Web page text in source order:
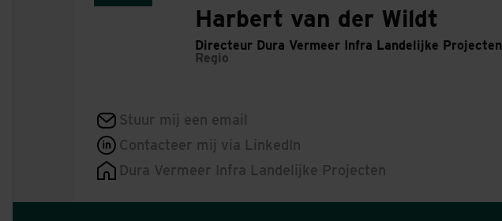
Harbert van der Wildt
Directeur Dura Vermeer Infra Landelijke Projecten
Regio
Stuur mij een email
Contacteer mij via LinkedIn
Dura Vermeer Infra Landelijke Projecten